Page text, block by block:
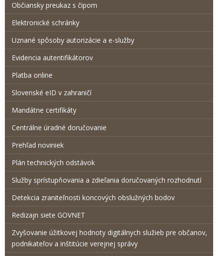
Občiansky preukaz s čipom
Elektronické schránky
Uznané spôsoby autorizácie a e-služby
Evidencia autentifikátorov
Platba online
Slovenské eID v zahraničí
Mandátne certifikáty
Centrálne úradné doručovanie
Prehľad noviniek
Plán technických odstávok
Služby sprístupňovania a zdieľania doručovaných rozhodnutí
Detekcia zraniteľnosti koncových obslužných bodov
Redizajn siete GOVNET
Zvyšovanie úžitkovej hodnoty digitálnych služieb pre občanov,
podnikateľov a inštitúcie verejnej správy